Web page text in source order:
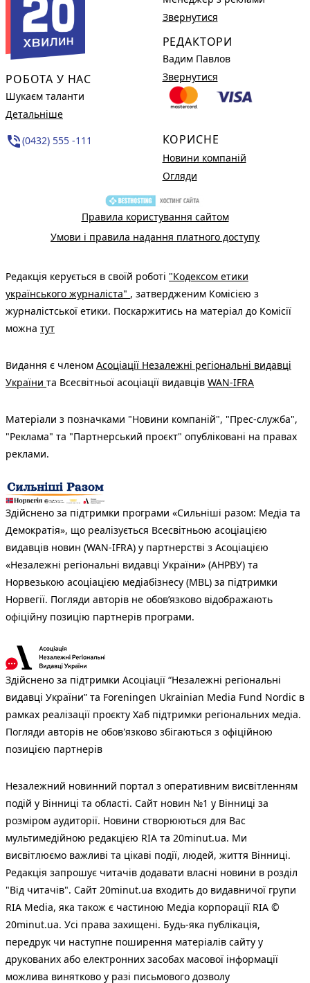
РОБОТА У НАС
Шукаєм таланти
Детальніше
phone_in_talk(0432) 555 -111
Звернутися
РЕДАКТОРИ
Вадим Павлов
Звернутися
КОРИСНЕ
Новини компаній
Огляди
Правила користування сайтом
Умови і правила надання платного доступу
Редакція керується в своїй роботі "Кодексом етики
українського журналіста" , затвердженим Комісією з
журналістської етики. Поскаржитись на матеріал до Комісії
можна тут
Видання є членом Асоціації Незалежні регіональні видавці
України та Всесвітньої асоціації видавців WAN-IFRA
Матеріали з позначками "Новини компаній", "Прес-служба",
"Реклама" та "Партнерський проєкт" опубліковані на правах
реклами.
Здійснено за підтримки програми «Сильніші разом: Медіа та
Демократія», що реалізується Всесвітньою асоціацією
видавців новин (WAN-IFRA) у партнерстві з Асоціацією
«Незалежні регіональні видавці України» (АНРВУ) та
Норвезькою асоціацією медіабізнесу (MBL) за підтримки
Норвегії. Погляди авторів не обов’язково відображають
офіційну позицію партнерів програми.
Здійснено за підтримки Асоціації “Незалежні регіональні
видавці України” та Foreningen Ukrainian Media Fund Nordic в
рамках реалізації проєкту Хаб підтримки регіональних медіа.
Погляди авторів не обов'язково збігаються з офіційною
позицією партнерів
Незалежний новинний портал з оперативним висвітленням
подій у Вінниці та області. Сайт новин №1 у Вінниці за
розміром аудиторії. Новини створюються для Вас
мультимедійною редакцією RIA та 20minut.ua. Ми
висвітлюємо важливі та цікаві події, людей, життя Вінниці.
Редакція запрошує читачів додавати власні новини в розділ
"Від читачів". Сайт 20minut.ua входить до видавничої групи
RIA Media, яка також є частиною Медіа корпорації RIA ©
20minut.ua. Усі права захищені. Будь-яка публiкацiя,
передрук чи наступне поширення матеріалів сайту у
друкованих або електронних засобах масової інформації
можлива винятково у разі письмового дозволу